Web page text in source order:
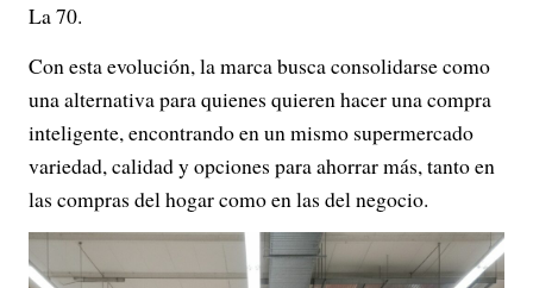
La 70.
Con esta evolución, la marca busca consolidarse como
una alternativa para quienes quieren hacer una compra
inteligente, encontrando en un mismo supermercado
variedad, calidad y opciones para ahorrar más, tanto en
las compras del hogar como en las del negocio.